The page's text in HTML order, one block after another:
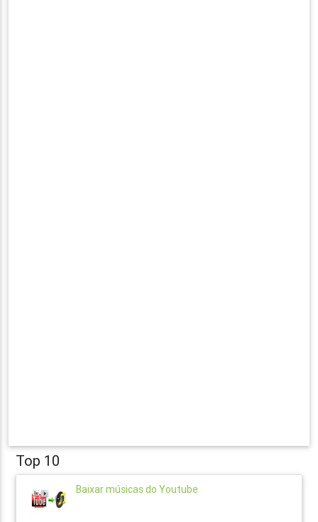
Top 10
Baixar músicas do Youtube